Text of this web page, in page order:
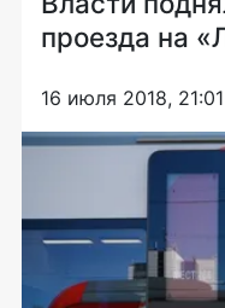
проезда на
16 июля 2018, 21:01